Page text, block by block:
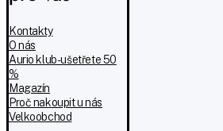
Kontakty
O nás
Aurio klub - ušetřete 50
%
Magazín
Proč nakoupit u nás
Velkoobchod